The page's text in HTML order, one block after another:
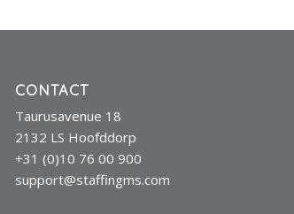
CONTACT
Taurusavenue 18
2132 LS Hoofddorp
+31 (0)10 76 00 900
support@staffingms.com